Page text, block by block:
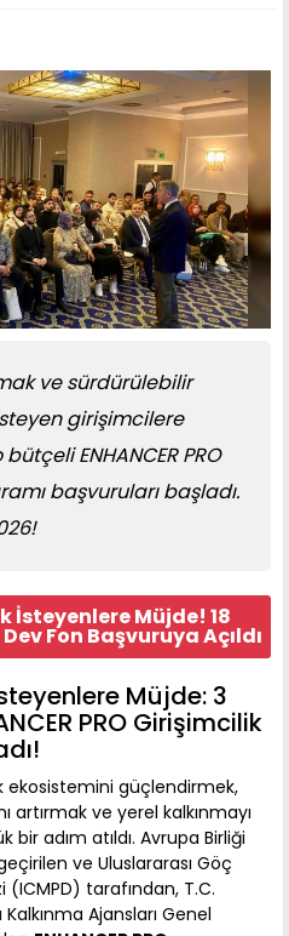
ve sürdürülebilir
girişimcilere
ENHANCER PRO
başvuruları başladı.
İsteyenlere Müjde! 18
Fon Başvuruya Açıldı
Müjde: 3
PRO Girişimcilik
ekosistemini güçlendirmek,
artırmak ve yerel kalkınmayı
adım atıldı. Avrupa Birliği
ve Uluslararası Göç
(ICMPD) tarafından, T.C.
Ajansları Genel